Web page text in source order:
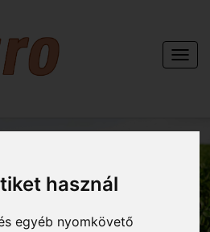
használ
egyéb nyomkövető